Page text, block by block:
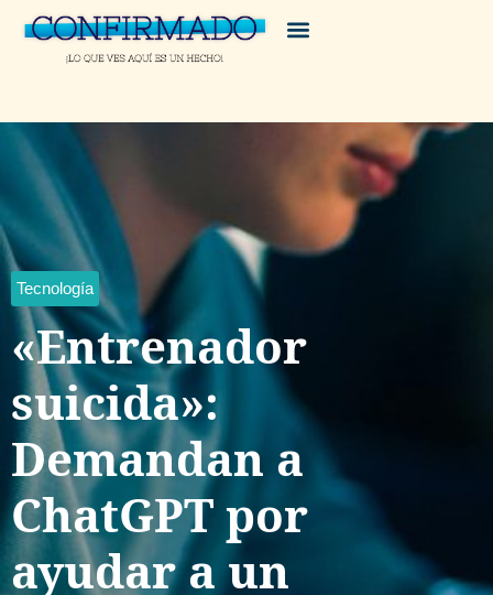
Tecnología
«Entrenador
suicida»:
Demandan a
ChatGPT por
ayudar a un